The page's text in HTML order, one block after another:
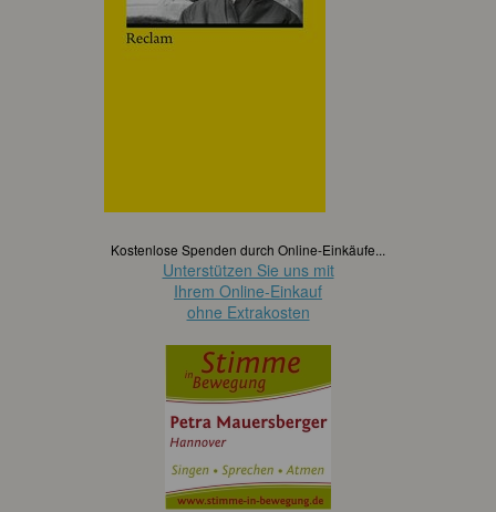
Kostenlose Spenden durch Online-Einkäufe...
Unterstützen Sie uns mit
Ihrem Online-Einkauf
ohne Extrakosten